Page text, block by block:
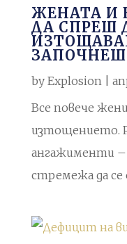
ЖЕНАТА И
ДА СПРЕШ
by Explosion|
Все повече
изтощението.
ангажименти –
стремежа да се